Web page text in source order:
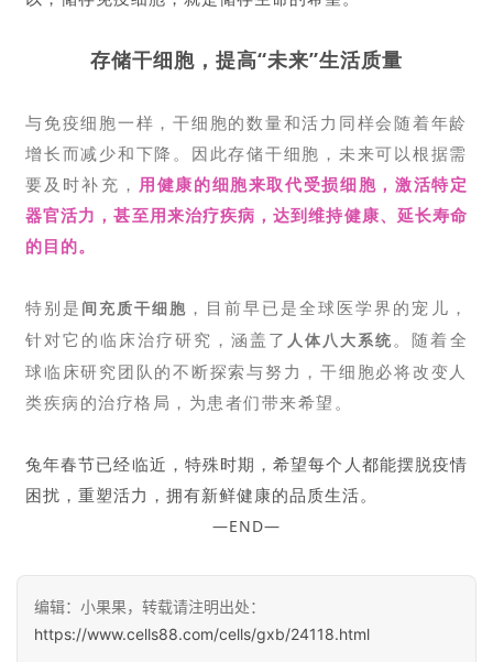
存储干细胞，提高“未来”生活质量
与免疫细胞一样，干细胞的数量和活力同样会随着年龄
增长而减少和下降。因此存储干细胞，未来可以根据需
要及时补充， 用健康的细胞来取代受损细胞，激活特定
器官活力，甚至用来治疗疾病，达到维持健康、延长寿命
的目的。
特别是 间充质干细胞 ，目前早已是全球医学界的宠儿，
针对它的临床治疗研究，涵盖了 人体八大系统。随着全
球临床研究团队的不断探索与努力，干细胞必将改变人
类疾病的治疗格局，为患者们带来希望。
兔年春节已经临近，特殊时期，希望每个人都能摆脱疫情
困扰，重塑活力，拥有新鲜健康的品质生活。
—END—
编辑：小果果，转载请注明出处：
https://www.cells88.com/cells/gxb/24118.html